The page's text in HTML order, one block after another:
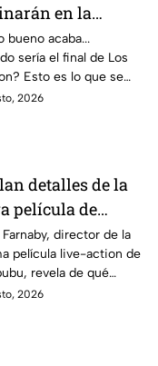
en la
40? Actriz
Simpson da
bueno acaba...
sería el final de Los
Esto es lo que se
2026
detalles de la
película de
de qué tratará
se estrena
director de la
película live-action de
revela de qué
cinta. Aquí te
2026